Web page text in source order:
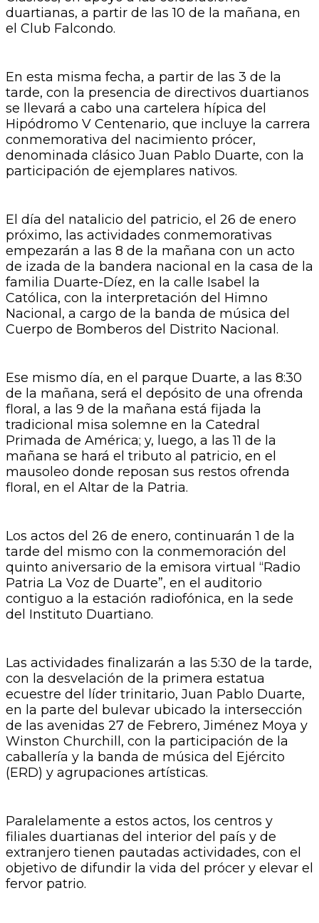
duartianas, a partir de las 10 de la mañana, en
el Club Falcondo.
En esta misma fecha, a partir de las 3 de la
tarde, con la presencia de directivos duartianos
se llevará a cabo una cartelera hípica del
Hipódromo V Centenario, que incluye la carrera
conmemorativa del nacimiento prócer,
denominada clásico Juan Pablo Duarte, con la
participación de ejemplares nativos.
El día del natalicio del patricio, el 26 de enero
próximo, las actividades conmemorativas
empezarán a las 8 de la mañana con un acto
de izada de la bandera nacional en la casa de la
familia Duarte-Díez, en la calle Isabel la
Católica, con la interpretación del Himno
Nacional, a cargo de la banda de música del
Cuerpo de Bomberos del Distrito Nacional.
Ese mismo día, en el parque Duarte, a las 8:30
de la mañana, será el depósito de una ofrenda
floral, a las 9 de la mañana está fijada la
tradicional misa solemne en la Catedral
Primada de América; y, luego, a las 11 de la
mañana se hará el tributo al patricio, en el
mausoleo donde reposan sus restos ofrenda
floral, en el Altar de la Patria.
Los actos del 26 de enero, continuarán 1 de la
tarde del mismo con la conmemoración del
quinto aniversario de la emisora virtual “Radio
Patria La Voz de Duarte”, en el auditorio
contiguo a la estación radiofónica, en la sede
del Instituto Duartiano.
Las actividades finalizarán a las 5:30 de la tarde,
con la desvelación de la primera estatua
ecuestre del líder trinitario, Juan Pablo Duarte,
en la parte del bulevar ubicado la intersección
de las avenidas 27 de Febrero, Jiménez Moya y
Winston Churchill, con la participación de la
caballería y la banda de música del Ejército
(ERD) y agrupaciones artísticas.
Paralelamente a estos actos, los centros y
filiales duartianas del interior del país y de
extranjero tienen pautadas actividades, con el
objetivo de difundir la vida del prócer y elevar el
fervor patrio.